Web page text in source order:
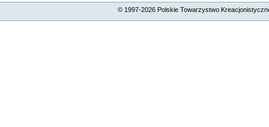
© 1997-2026Polskie Towarzystwo